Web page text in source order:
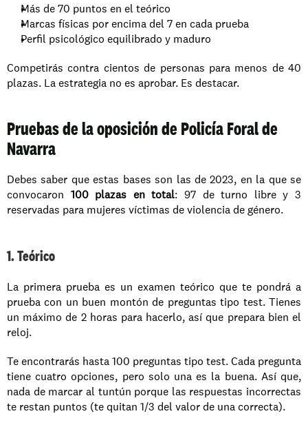
Más de 70 puntos en el teórico
Marcas físicas por encima del 7 en cada prueba
Perfil psicológico equilibrado y maduro
Competirás contra cientos de personas para menos de 40
plazas. La estrategia no es aprobar. Es destacar.
Pruebas de la oposición de Policía Foral de
Navarra
Debes saber que estas bases son las de 2023, en la que se
convocaron 100 plazas en total: 97 de turno libre y 3
reservadas para mujeres víctimas de violencia de género.
1. Teórico
La primera prueba es un examen teórico que te pondrá a
prueba con un buen montón de preguntas tipo test. Tienes
un máximo de 2 horas para hacerlo, así que prepara bien el
reloj.
Te encontrarás hasta 100 preguntas tipo test. Cada pregunta
tiene cuatro opciones, pero solo una es la buena. Así que,
nada de marcar al tuntún porque las respuestas incorrectas
te restan puntos (te quitan 1/3 del valor de una correcta).